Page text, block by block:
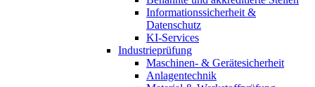
Informationssicherheit &
Datenschutz
KI-Services
Industrieprüfung
Maschinen- & Gerätesicherheit
Anlagentechnik